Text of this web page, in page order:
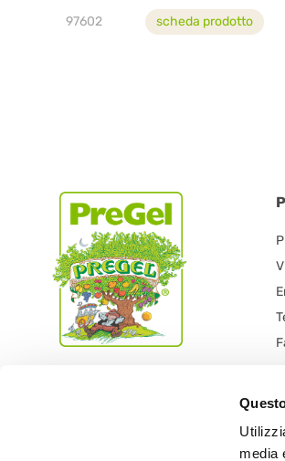
media
97602 scheda prodotto